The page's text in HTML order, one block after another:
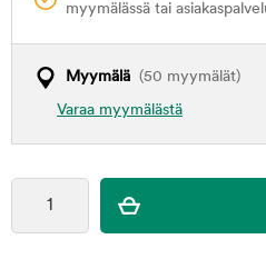
myymälässä tai
Myymälä (50 myymälät)
Varaa myymälästä